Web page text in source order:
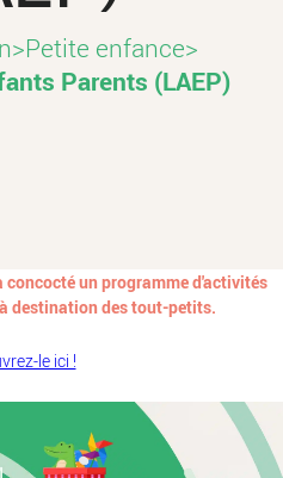
>Petite enfance>
Parents (LAEP)
concocté un programme d'activités
destination des tout-petits.
le ici !